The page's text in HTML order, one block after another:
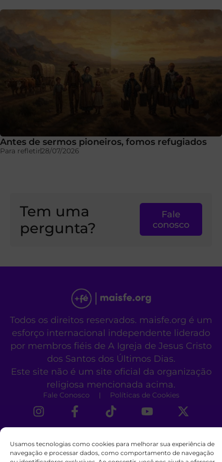
Usamos tecnologias como cookies para melhorar sua experiência de
navegação e processar dados, como comportamento de navegação
Antes de sermos pioneiros, fomos refugiados
Para refletir28/07/2026
Tem uma
pergunta?
Fale
conosco
Todos os direitos reservados. maisfe.org é um
esforço internacional independente liderado
por membros fiéis de A Igreja de Jesus Cristo
dos Santos dos Últimos Dias.
Este site não é um site oficial da organização
religiosa mencionada acima.
Fale Conosco Políticas de Cookies